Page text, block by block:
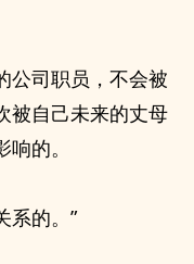
公司职员，不会被
被自己未来的丈母
的。
系的。”